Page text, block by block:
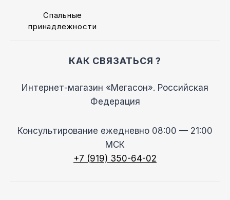
Спальные
принадлежности
КАК СВЯЗАТЬСЯ ?
Интернет-магазин «Мегасон». Российская
Федерация
Консультирование ежедневно 08:00 — 21:00
МСК
+7 (919) 350-64-02